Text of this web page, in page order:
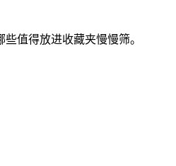
值得放进收藏夹慢慢筛。